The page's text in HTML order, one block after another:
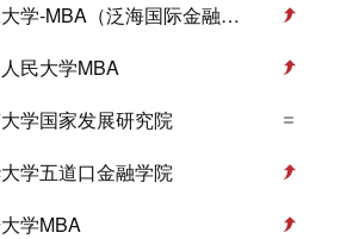
复旦大学-MBA（泛海国际金融学院）
民大学MBA
学国家发展研究院
学五道口金融学院
学MBA